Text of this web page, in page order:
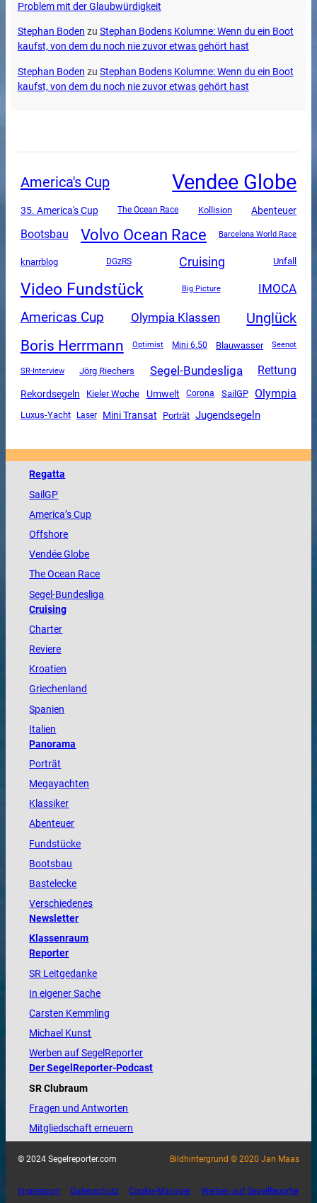
Problem mit der Glaubwürdigkeit
Stephan Boden zu Stephan Bodens Kolumne: Wenn du ein Boot
kaufst, von dem du noch nie zuvor etwas gehört hast
Stephan Boden zu Stephan Bodens Kolumne: Wenn du ein Boot
kaufst, von dem du noch nie zuvor etwas gehört hast
America's Cup Vendee Globe
35. America's Cup The Ocean Race Kollision Abenteuer
Bootsbau Volvo Ocean Race Barcelona World Race
knarrblog DGzRS Cruising Unfall
Video Fundstück Big Picture IMOCA
Americas Cup Olympia Klassen Unglück
Boris Herrmann Optimist Mini 6.50 Blauwasser Seenot
SR-Interview Jörg Riechers Segel-Bundesliga Rettung
Rekordsegeln Kieler Woche Umwelt Corona SailGP Olympia
Luxus-Yacht Laser Mini Transat Porträt Jugendsegeln
Regatta
SailGP
America’s Cup
Offshore
VendéeGlobe
TheOcean Race
Segel-Bundesliga
Cruising
Charter
Reviere
Kroatien
Griechenland
Spanien
Italien
Panorama
Porträt
Megayachten
Klassiker
Abenteuer
Fundstücke
Bootsbau
Bastelecke
Verschiedenes
Newsletter
Klassenraum
Reporter
SR Leitgedanke
In eigener Sache
Carsten Kemmling
Michael Kunst
Werben auf SegelReporter
Der SegelReporter-Podcast
SR Clubraum
Fragen und Antworten
Mitgliedschaft erneuern
© 2024 Segelreporter.com Bildhintergrund © 2020 Jan Maas
Impressum Datenschutz Cookie-Manager Werben auf SegelReporter